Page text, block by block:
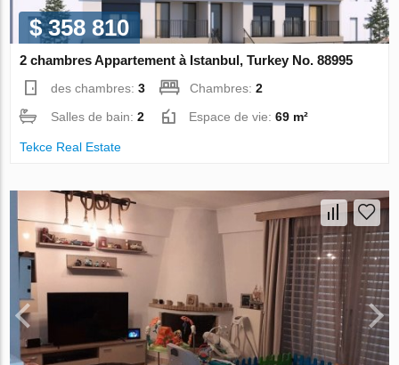
$ 358 810
2 chambres Appartement à Istanbul, Turkey No. 88995
des chambres:3 Chambres:2
Salles de bain:2 Espace de vie:69 m²
Tekce Real Estate